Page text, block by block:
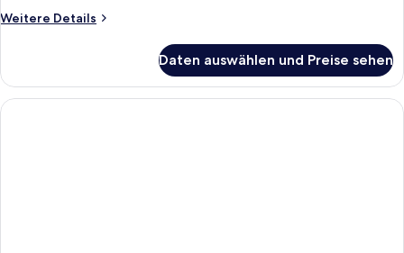
Weitere Details
Weitere
Park
Fort
Apartment
Daten auswählen und Preise sehen